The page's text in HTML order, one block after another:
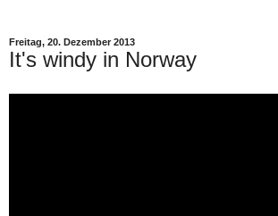
Freitag, 20. Dezember 2013
It's windy in Norway